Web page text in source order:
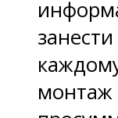
монтаж